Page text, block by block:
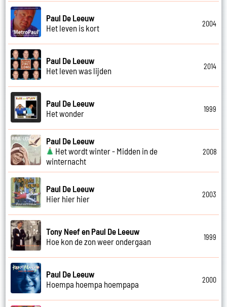
Paul De Leeuw
Het leven is kort
2004
Paul De Leeuw
Het leven was lijden
2014
Paul De Leeuw
Het wonder
1999
Paul De Leeuw
Het wordt winter - Midden in de
winternacht
2008
Paul De Leeuw
Hier hier hier
2003
Tony Neef en Paul De Leeuw
Hoe kon de zon weer ondergaan
1999
Paul De Leeuw
Hoempa hoempa hoempapa
2000